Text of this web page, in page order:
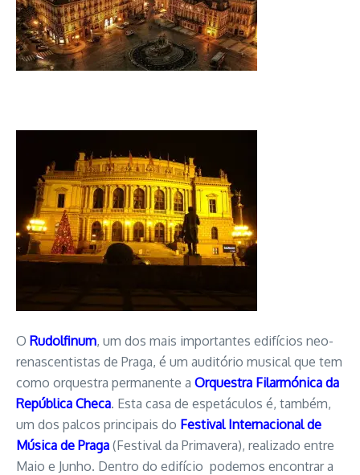
O Rudolfinum, um dos mais importantes edifícios neo-
renascentistas de Praga, é um auditório musical que tem
como orquestra permanente a Orquestra Filarmónica da
República Checa. Esta casa de espetáculos é, também,
um dos palcos principais do Festival Internacional de
Música de Praga (Festival da Primavera), realizado entre
Maio e Junho. Dentro do edifício podemos encontrar a